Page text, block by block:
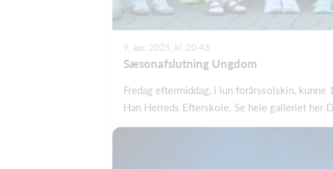
9. apr. 2025, kl. 20.43
Sæsonafslutning Ungdom
Fredag eftermiddag, i lun forårssolskin,
Han Herreds Efterskole. Se hele galleriet her